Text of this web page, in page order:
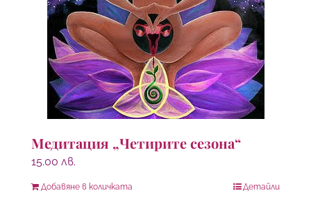
Медитация „Четирите сезона“
15.00 лв.
Добавяне в количката Детайли